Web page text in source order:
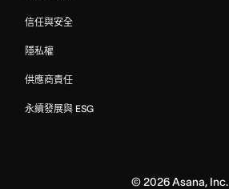
信任與安全
隱私權
供應商責任
永續發展與 ESG
© 2026Asana, Inc.